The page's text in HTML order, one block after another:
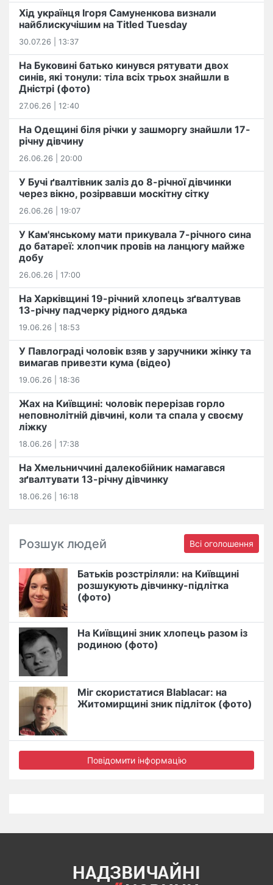
Хід українця Ігоря Самуненкова визнали
найблискучішим на Titled Tuesday
30.07.26 | 13:37
На Буковині батько кинувся рятувати двох
синів, які тонули: тіла всіх трьох знайшли в
Дністрі (фото)
27.06.26 | 12:40
На Одещині біля річки у зашморгу знайшли 17-
річну дівчину
26.06.26 | 20:00
У Бучі ґвалтівник заліз до 8-річної дівчинки
через вікно, розірвавши москітну сітку
26.06.26 | 19:07
У Кам'янському мати прикувала 7-річного сина
до батареї: хлопчик провів на ланцюгу майже
добу
26.06.26 | 17:00
На Харківщині 19-річний хлопець​ ️зґвалтував
13-річну падчерку рідного дядька
19.06.26 | 18:53
У Павлограді чоловік взяв у заручники жінку та
вимагав привезти кума (відео)
19.06.26 | 18:36
Жах на Київщині: чоловік перерізав горло
неповнолітній дівчині, коли та спала у своєму
ліжку
18.06.26 | 17:38
На Хмельниччині далекобійник намагався
зґвалтувати 13-річну дівчинку
18.06.26 | 16:18
Розшук людей Всі оголошення
Батьків розстріляли: на Київщині
розшукують дівчинку-підлітка
(фото)
На Київщині зник хлопець разом із
родиною (фото)
Міг скористатися Blablacar: на
Житомирщині зник підліток (фото)
Повідомити інформацію